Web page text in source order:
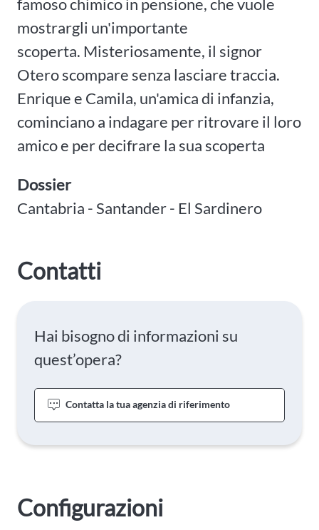
mostrargli un'importante
scoperta. Misteriosamente, il signor
Otero scompare senza lasciare traccia.
Enrique e Camila, un'amica di infanzia,
cominciano a indagare per ritrovare il loro
amico e per decifrare la sua scoperta
Dossier
Cantabria - Santander - El Sardinero
Contatti
Hai bisogno di informazioni su
quest’opera?
Contatta la tua agenzia di riferimento
Configurazioni